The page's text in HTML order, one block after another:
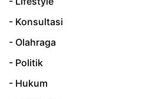
- Konsultasi
- Olahraga
- Politik
- Hukum